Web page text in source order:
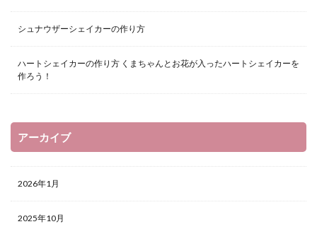
シュナウザーシェイカーの作り方
ハートシェイカーの作り方 くまちゃんとお花が入ったハートシェイカーを
作ろう！
アーカイブ
2026年1月
2025年10月